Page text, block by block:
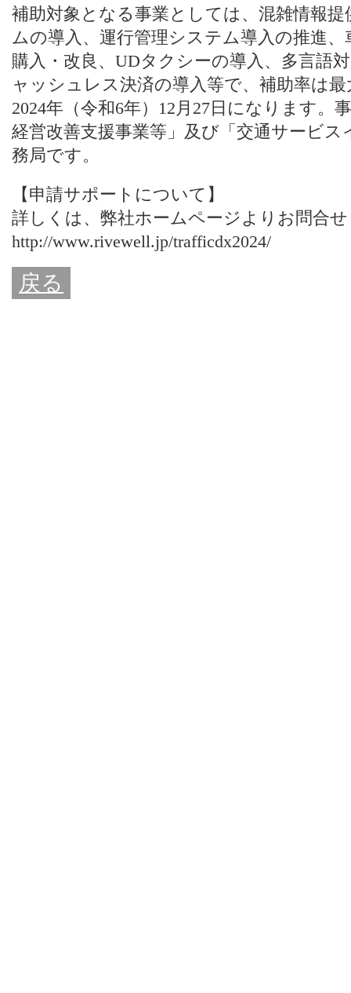
補助対象となる事業としては、混雑情報
ムの導入、運行管理システム導入の推進
購入・改良、UDタクシーの導入、多言語
ャッシュレス決済の導入等で、補助率は
2024年（令和6年）12月27日になります。
経営改善支援事業等」及び「交通サービ
務局です。
【申請サポートについて】
詳しくは、 弊社ホームページよりお問合
http://www.rivewell.jp/trafficdx2024/
戻る